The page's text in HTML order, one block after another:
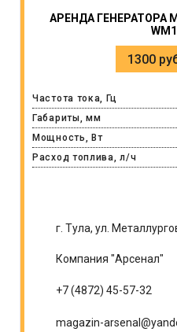
АРЕНДА ГЕНЕРАТОРА
1300
Частота тока, Гц
Габариты, мм
Мощность, Вт
Расход топлива, л/ч
г. Тула, ул.
Компания "Арсенал"
+7 (4872) 45-57-32
magazin-